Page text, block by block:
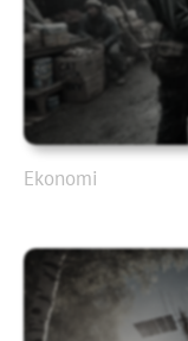
Ekonomi